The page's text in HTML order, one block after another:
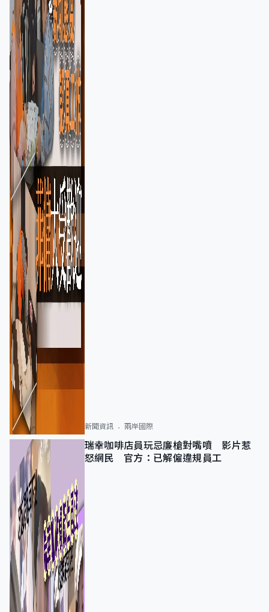
新聞資訊 兩岸國際
瑞幸咖啡店員玩忌廉槍對嘴噴 影片惹
怒網民 官方：已解僱違規員工